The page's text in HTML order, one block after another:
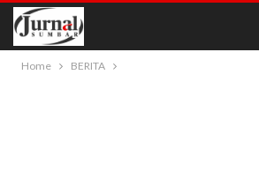
Home BERITA